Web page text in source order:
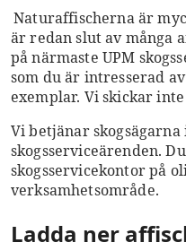
Naturaffischerna är
är redan slut av många
på närmaste UPM
som du är intresserad
exemplar. Vi skickar
Vi betjänar
skogsserviceärenden.
skogsservicekontor på
verksamhetsområde.
Ladda ner